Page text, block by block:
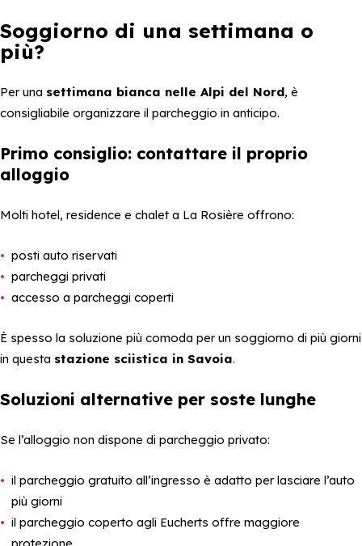
Soggiorno di una settimana o
più?
Per una settimana bianca nelle Alpi del Nord, è
consigliabile organizzare il parcheggio in anticipo.
Primo consiglio: contattare il proprio
alloggio
Molti hotel, residence e chalet a La Rosière offrono:
posti auto riservati
parcheggi privati
accesso a parcheggi coperti
È spesso la soluzione più comoda per un soggiorno di più giorni
in questa stazione sciistica in Savoia.
Soluzioni alternative per soste lunghe
Se l’alloggio non dispone di parcheggio privato:
il parcheggio gratuito all’ingresso è adatto per lasciare l’auto
più giorni
il parcheggio coperto agli Eucherts offre maggiore